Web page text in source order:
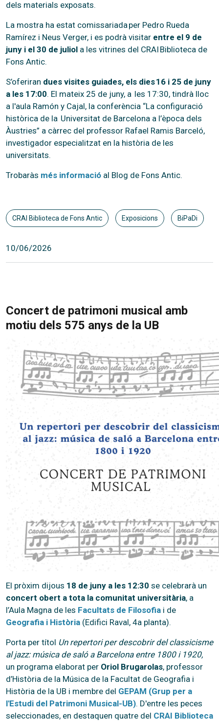
dels materials exposats.
La mostra ha estat comissariada per Pedro Rueda
Ramírez i Neus Verger, i es podrà visitar entre el 9 de
juny i el 30 de juliol a les vitrines del CRAI Biblioteca de
Fons Antic.
S’oferiran dues visites guiades, els dies 16 i 25 de juny
a les 17:00. El mateix 25 de juny, a les 17:30, tindrà lloc
a l'aula Ramón y Cajal, la conferència “La configuració
històrica de la Universitat de Barcelona a l’època dels
Àustries” a càrrec del professor Rafael Ramis Barceló,
investigador especialitzat en la història de les
universitats.
Trobaràs més informació al Blog de Fons Antic.
CRAI Biblioteca de Fons Antic Exposicions BiPaDi
10/06/2026
Concert de patrimoni musical amb
motiu dels 575 anys de la UB
El pròxim dijous 18 de juny a les 12:30 se celebrarà un
concert obert a tota la comunitat universitària, a
l’Aula Magna de les Facultats de Filosofia i de
Geografia i Història (Edifici Raval, 4a planta).
Porta per títol Un repertori per descobrir del classicisme
al jazz: música de saló a Barcelona entre 1800 i 1920,
un programa elaborat per Oriol Brugarolas, professor
d’Història de la Música de la Facultat de Geografia i
Història de la UB i membre del GEPAM (Grup per a
l'Estudi del Patrimoni Musical-UB). D'entre les peces
seleccionades, en destaquen quatre del CRAI Biblioteca